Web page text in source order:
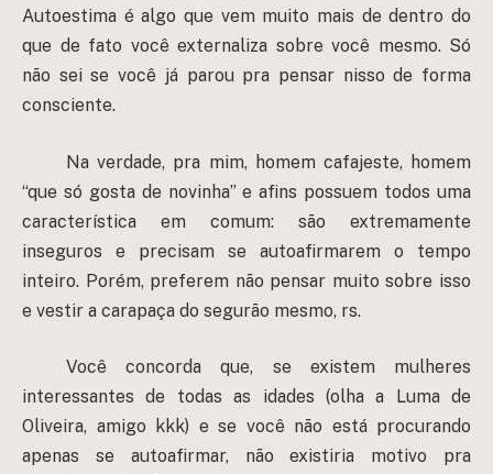
Autoestima é algo que vem muito mais de dentro do
que de fato você externaliza sobre você mesmo. Só
não sei se você já parou pra pensar nisso de forma
consciente.
Na verdade, pra mim, homem cafajeste, homem
“que só gosta de novinha” e afins possuem todos uma
característica em comum: são extremamente
inseguros e precisam se autoafirmarem o tempo
inteiro. Porém, preferem não pensar muito sobre isso
e vestir a carapaça do segurão mesmo, rs.
Você concorda que, se existem mulheres
interessantes de todas as idades (olha a Luma de
Oliveira, amigo kkk) e se você não está procurando
apenas se autoafirmar, não existiria motivo pra